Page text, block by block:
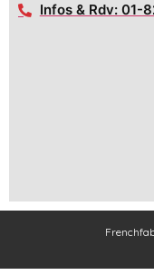
Infos & Rdv: 01-